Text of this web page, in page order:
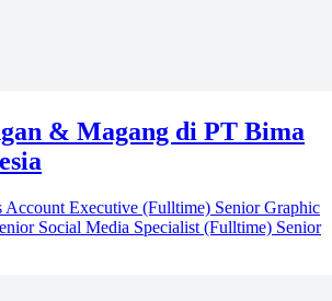
& Magang di PT Bima
Account Executive (Fulltime) Senior Graphic
Social Media Specialist (Fulltime) Senior